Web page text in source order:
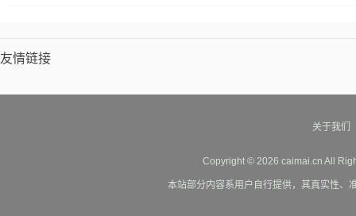
友情链接
关于我们
Copyright © 2026 caimai.cn All
本站部分内容系用户自行提供，其真实性、